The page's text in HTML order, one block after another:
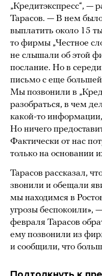
„Кредитэкспресс“, —
Тарасов. — В нем
выплатить около 15
то фирмы „Честное
не слышали об этой
послание. Но в
письмо с еще
Мы позвонили в
разобраться, в чем
какой-то
Но ничего
Фактически от нас
только на основании
Тарасов рассказал,
звонили и обещали
мы находимся в
угрозы беспокоили»,
февраля Тарасов
ему позвонили из
и сообщили, что